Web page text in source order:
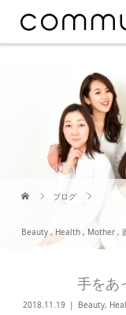
ブログ
Beauty ,Health , Mother ,
手をあ
2018.11.19 Beauty,